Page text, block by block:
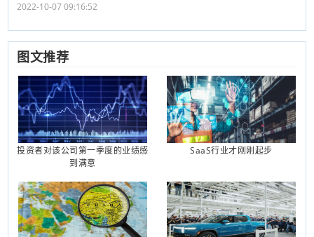
2022-10-07 09:16:52
图文推荐
投资者对该公司第一季度的业绩感
到满意
SaaS行业才刚刚起步